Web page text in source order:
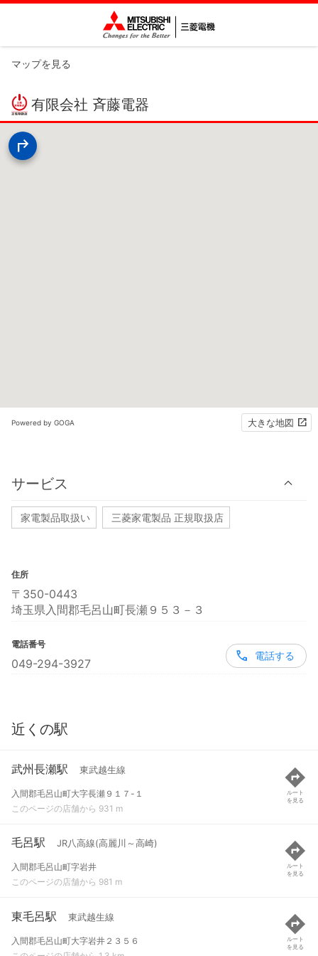
マップを見る
有限会社 斉藤電器
Powered by GOGA 大きな地図
サービス
家電製品取扱い 三菱家電製品 正規取扱店
住所
〒350-0443
埼玉県入間郡毛呂山町長瀬９５３－３
電話番号
049-294-3927
電話する
近くの駅
武州長瀬駅 東武越生線
入間郡毛呂山町大字長瀬９１７-１
このページの店舗から 931 m
ルート
を見る
毛呂駅 JR八高線(高麗川～高崎)
入間郡毛呂山町字岩井
このページの店舗から 981 m
ルート
を見る
東毛呂駅 東武越生線
入間郡毛呂山町大字岩井２３５６
ルート
を見る